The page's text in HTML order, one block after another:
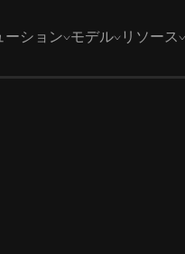
ーション モデル リソース